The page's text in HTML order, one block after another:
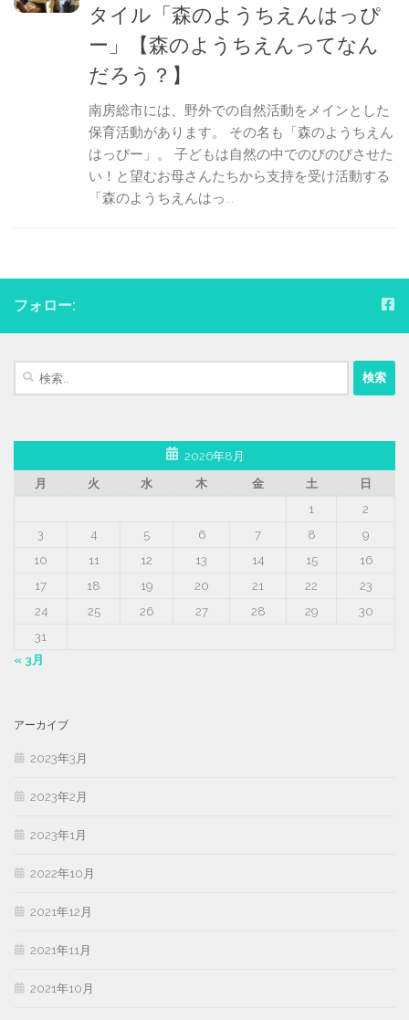
タイル「森のようちえんはっぴ
ー」【森のようちえんってなん
だろう？】
南房総市には、野外での自然活動をメインとした
保育活動があります。 その名も「森のようちえん
はっぴー」。 子どもは自然の中でのびのびさせた
い！と望むお母さんたちから支持を受け活動する
「森のようちえんはっ...
フォロー:
2026年8月
月
火 水 木 金 土
日
1
2
3
4 5 6 7 8
9
10
11 12 13 14 15
16
17
18 19 20 21 22
23
24
25 26 27 28 29
30
31
« 3月
アーカイブ
2023年3月
2023年2月
2023年1月
2022年10月
2021年12月
2021年11月
2021年10月